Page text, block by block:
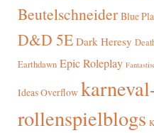
Beutelschneider Blue
D&D 5E Dark Heresy
Earthdawn Epic Roleplay
Ideas Overflow
rollenspielblogs